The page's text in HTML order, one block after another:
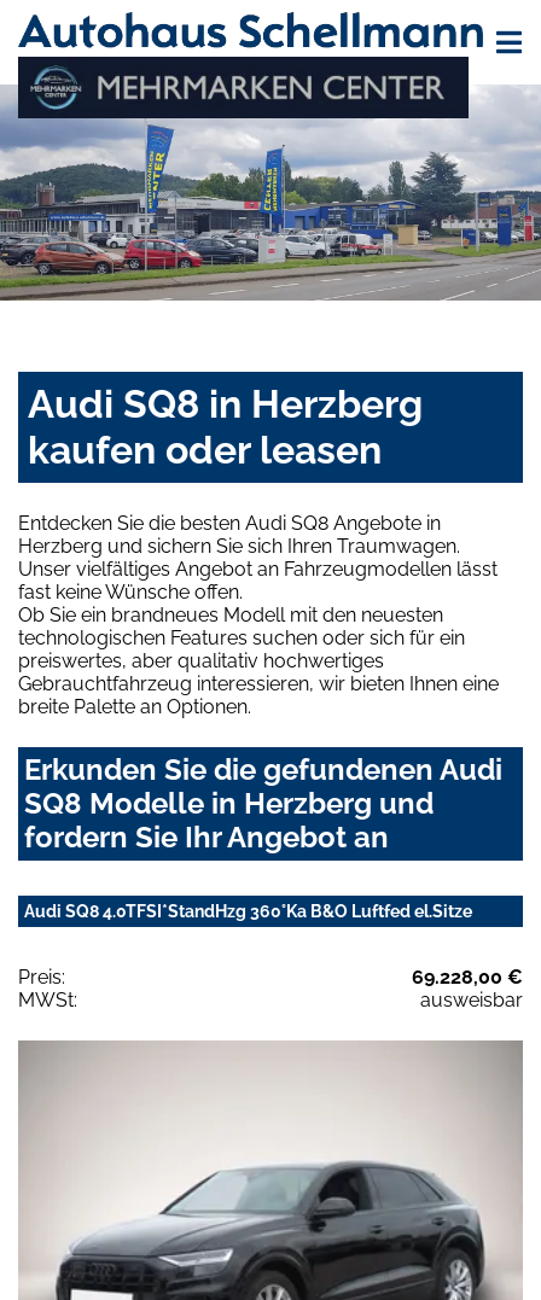
Audi SQ8 in Herzberg
kaufen oder leasen
Entdecken Sie die besten Audi SQ8 Angebote in
Herzberg und sichern Sie sich Ihren Traumwagen.
Unser vielfältiges Angebot an Fahrzeugmodellen lässt
fast keine Wünsche offen.
Ob Sie ein brandneues Modell mit den neuesten
technologischen Features suchen oder sich für ein
preiswertes, aber qualitativ hochwertiges
Gebrauchtfahrzeug interessieren, wir bieten Ihnen eine
breite Palette an Optionen.
Erkunden Sie die gefundenen Audi
SQ8 Modelle in Herzberg und
fordern Sie Ihr Angebot an
Audi SQ8 4.0TFSI*StandHzg 360°Ka B&O Luftfed el.Sitze
Preis:
69.228,00 €
MWSt:
ausweisbar